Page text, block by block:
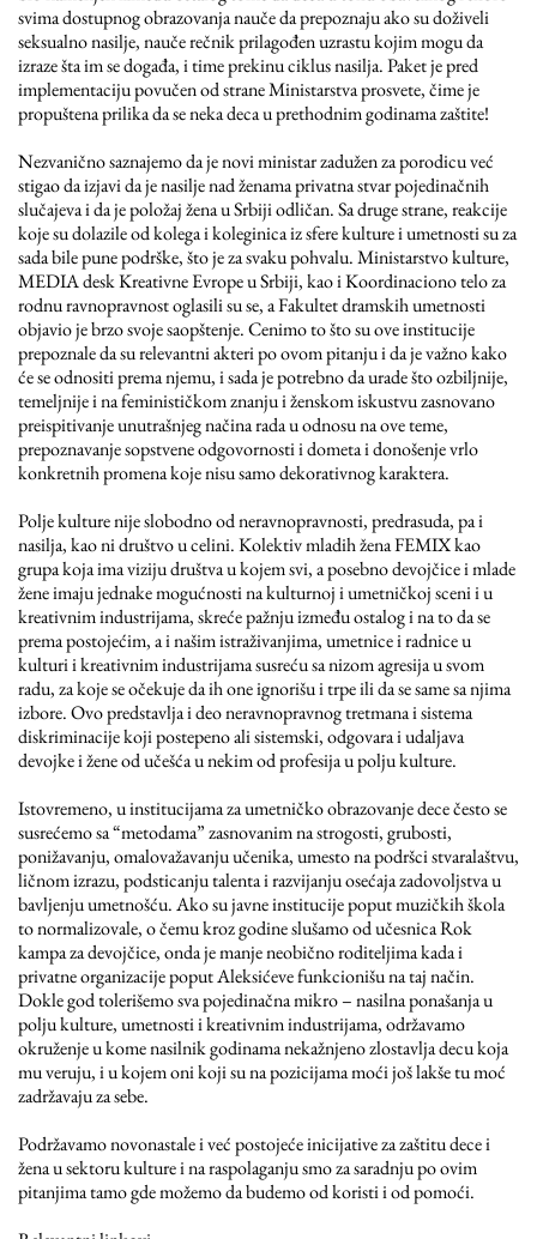
svima dostupnog obrazovanja nauče da prepoznaju ako su doživeli
seksualno nasilje, nauče rečnik prilagođen uzrastu kojim mogu da
izraze šta im se događa, i time prekinu ciklus nasilja. Paket je pred
implementaciju povučen od strane Ministarstva prosvete, čime je
propuštena prilika da se neka deca u prethodnim godinama zaštite!
Nezvanično saznajemo da je novi ministar zadužen za porodicu već
stigao da izjavi da je nasilje nad ženama privatna stvar pojedinačnih
slučajeva i da je položaj žena u Srbiji odličan. Sa druge strane, reakcije
koje su dolazile od kolega i koleginica iz sfere kulture i umetnosti su za
sada bile pune podrške, što je za svaku pohvalu. Ministarstvo kulture,
MEDIA desk Kreativne Evrope u Srbiji, kao i Koordinaciono telo za
rodnu ravnopravnost oglasili su se, a Fakultet dramskih umetnosti
objavio je brzo svoje saopštenje. Cenimo to što su ove institucije
prepoznale da su relevantni akteri po ovom pitanju i da je važno kako
će se odnositi prema njemu, i sada je potrebno da urade što ozbiljnije,
temeljnije i na feminističkom znanju i ženskom iskustvu zasnovano
preispitivanje unutrašnjeg načina rada u odnosu na ove teme,
prepoznavanje sopstvene odgovornosti i dometa i donošenje vrlo
konkretnih promena koje nisu samo dekorativnog karaktera.
Polje kulture nije slobodno od neravnopravnosti, predrasuda, pa i
nasilja, kao ni društvo u celini. Kolektiv mladih žena FEMIX kao
grupa koja ima viziju društva u kojem svi, a posebno devojčice i mlade
žene imaju jednake mogućnosti na kulturnoj i umetničkoj sceni i u
kreativnim industrijama, skreće pažnju između ostalog i na to da se
prema postojećim, a i našim istraživanjima, umetnice i radnice u
kulturi i kreativnim industrijama susreću sa nizom agresija u svom
radu, za koje se očekuje da ih one ignorišu i trpe ili da se same sa njima
izbore. Ovo predstavlja i deo neravnopravnog tretmana i sistema
diskriminacije koji postepeno ali sistemski, odgovara i udaljava
devojke i žene od učešća u nekim od profesija u polju kulture.
Istovremeno, u institucijama za umetničko obrazovanje dece često se
susrećemo sa “metodama” zasnovanim na strogosti, grubosti,
ponižavanju, omalovažavanju učenika, umesto na podršci stvaralaštvu,
ličnom izrazu, podsticanju talenta i razvijanju osećaja zadovoljstva u
bavljenju umetnošću. Ako su javne institucije poput muzičkih škola
to normalizovale, o čemu kroz godine slušamo od učesnica Rok
kampa za devojčice, onda je manje neobično roditeljima kada i
privatne organizacije poput Aleksićeve funkcionišu na taj način.
Dokle god tolerišemo sva pojedinačna mikro – nasilna ponašanja u
polju kulture, umetnosti i kreativnim industrijama, održavamo
okruženje u kome nasilnik godinama nekažnjeno zlostavlja decu koja
mu veruju, i u kojem oni koji su na pozicijama moći još lakše tu moć
zadržavaju za sebe.
Podržavamo novonastale i već postojeće inicijative za zaštitu dece i
žena u sektoru kulture i na raspolaganju smo za saradnju po ovim
pitanjima tamo gde možemo da budemo od koristi i od pomoći.